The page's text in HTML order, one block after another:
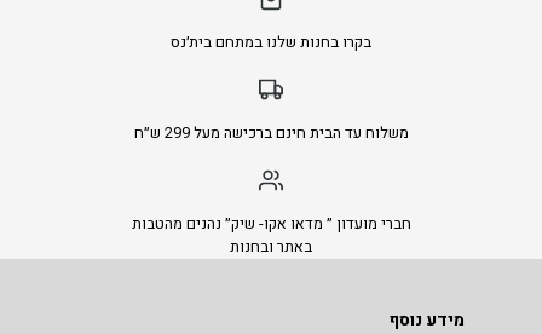
בקרו בחנות שלנו במתחם בית׳נס
משלוח עד הבית חינם ברכישה מעל 299 ש״ח
חברי מועדון ״ מדאו אקו- שיק״ נהנים מהטבות
באתר ובחנות
מידע נוסף